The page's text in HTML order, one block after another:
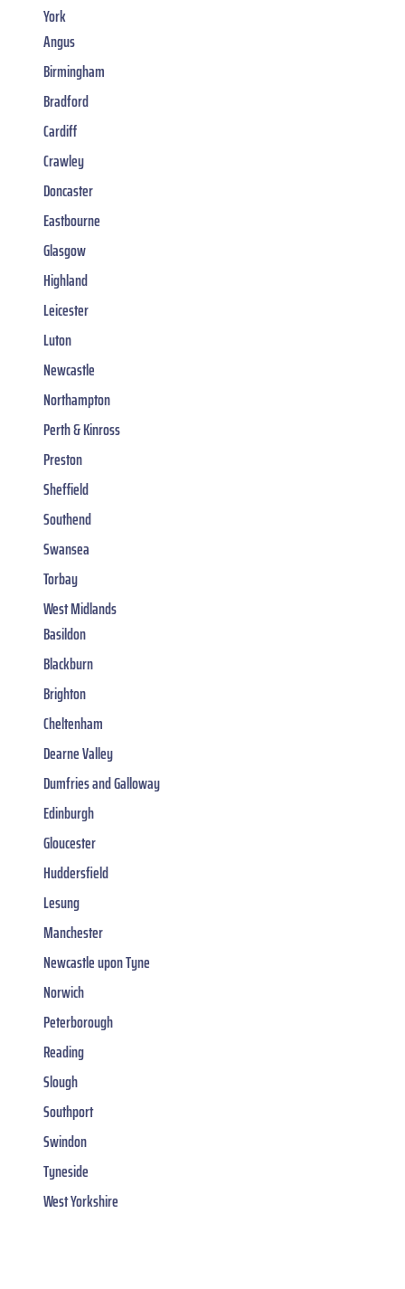
York
Angus
Birmingham
Bradford
Cardiff
Crawley
Doncaster
Eastbourne
Glasgow
Highland
Leicester
Luton
Newcastle
Northampton
Perth & Kinross
Preston
Sheffield
Southend
Swansea
Torbay
West Midlands
Basildon
Blackburn
Brighton
Cheltenham
Dearne Valley
Dumfries and Galloway
Edinburgh
Gloucester
Huddersfield
Lesung
Manchester
Newcastle upon Tyne
Norwich
Peterborough
Reading
Slough
Southport
Swindon
Tyneside
West Yorkshire